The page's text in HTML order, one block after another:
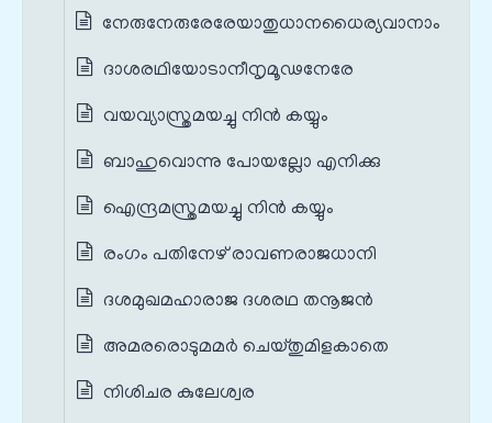
നേരുനേരുരേരേയാതുധാനധൈര്യവാനാം
ദാശരഥിയോടാനീനൃമൂഢനേരേ
വയവ്യാസ്ത്രമയച്ചു നിൻ കയ്യും
ബാഹുവൊന്നു പോയല്ലോ എനിക്കു
ഐന്ദ്രമസ്ത്രമയച്ചു നിൻ കയ്യും
രംഗം പതിനേഴ് രാവണരാജധാനി
ദശമുഖമഹാരാജ ദശരഥ തനൂജൻ
അമരരൊടുമമർ ചെയ്തുമിളകാതെ
നിശിചര കുലേശ്വര